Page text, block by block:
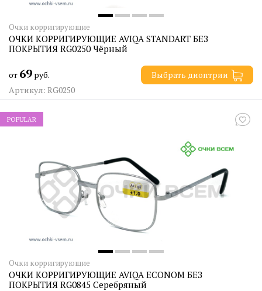
Очки корригирующие
ОЧКИ КОРРИГИРУЮЩИЕ AVIQA STANDART БЕЗ
ПОКРЫТИЯ RG0250 Чёрный
от 69 руб.
Выбрать диоптрии
Артикул: RG0250
POPULAR
Очки корригирующие
ОЧКИ КОРРИГИРУЮЩИЕ AVIQA ECONOM БЕЗ
ПОКРЫТИЯ RG0845 Серебряный